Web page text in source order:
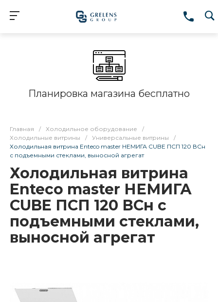
Планировка магазина бесплатно
Главная / Холодильное оборудование
/
Холодильные витрины
/ Универсальные витрины
/
Холодильная витрина Enteco master НЕМИГА CUBE ПСП 120 ВСн
с подъемными стеклами, выносной агрегат
Холодильная витрина
Enteco master НЕМИГА
CUBE ПСП 120 ВСн с
подъемными стеклами,
выносной агрегат